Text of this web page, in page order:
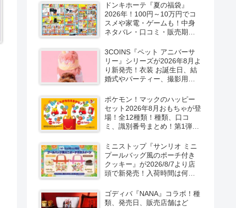
ドンキホーテ『夏の福袋』
2026年！100円～10万円でコ
スメや家電・ゲームも！中身
ネタバレ・口コミ・販売期
3COINS『ペット アニバーサ
リー』シリーズが2026年8月よ
り新発売！衣装 お誕生日、結
婚式やパーティー、撮影用グ
ポケモン！マックのハッピー
セット2026年8月おもちゃが登
場！全12種類！種類、口コ
ミ、識別番号まとめ！第1弾は
ミニストップ『サンリオ ミニ
プールバッグ風のポーチ付き
クッキー』が2026/8/7より店
頭で新発売！入荷時間は何
施！キティ&ダニエル、マイメ
ロ＆クロミの2種類！
ゴディバ『NANA』コラボ！種
類、発売日、販売店舗はど